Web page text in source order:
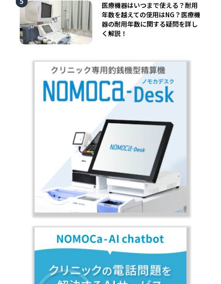
医療機器はいつまで使える？耐用
年数を越えての使用はNG？医療機
器の耐用年数に関する疑問を詳し
く解説！